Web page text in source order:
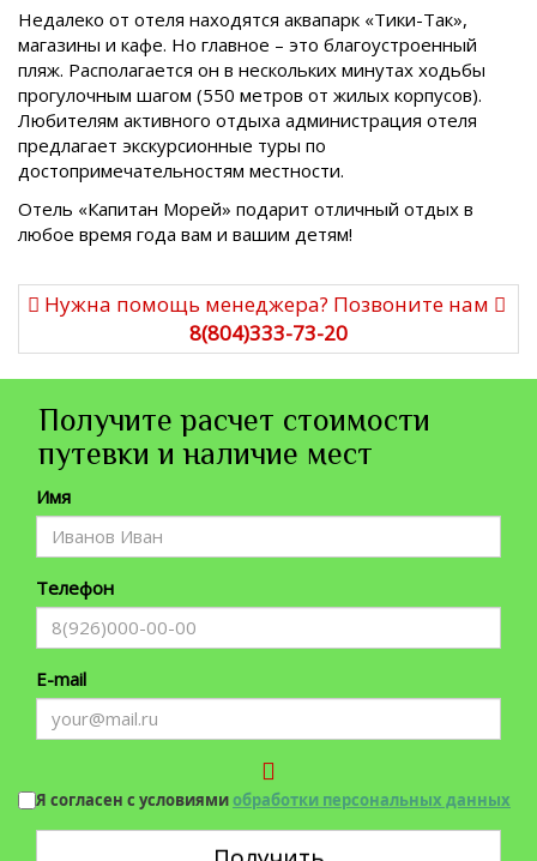
Недалеко от отеля находятся аквапарк «Тики-Так»,
магазины и кафе. Но главное – это благоустроенный
пляж. Располагается он в нескольких минутах ходьбы
прогулочным шагом (550 метров от жилых корпусов).
Любителям активного отдыха администрация отеля
предлагает экскурсионные туры по
достопримечательностям местности.
Отель «Капитан Морей» подарит отличный отдых в
любое время года вам и вашим детям!
Нужна помощь менеджера? Позвоните нам
8(804)333-73-20
Получите расчет стоимости
путевки и наличие мест
Имя
Телефон
E-mail
Я согласен с условиямиобработки персональных данных